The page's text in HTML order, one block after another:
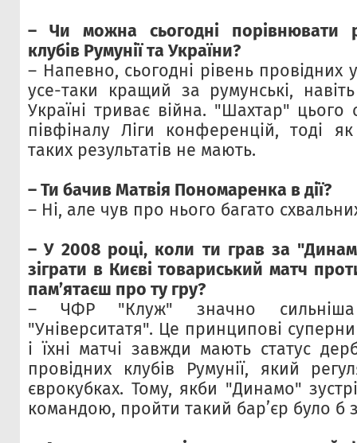
– Чи можна сьогодні порівнювати
клубів Румунії та України?
– Напевно, сьогодні рівень провідних
усе-таки кращий за румунські,
Україні триває війна. "Шахтар" цього
півфіналу Ліги конференцій, тоді
таких результатів не мають.
– Ти бачив Матвія Пономаренка в дії?
– Ні, але чув про нього багато
– У 2008 році, коли ти грав за
зіграти в Києві товариський матч
пам’ятаєш про ту гру?
– ЧФР "Клуж" значно
"Університатя". Це принципові
і їхні матчі завжди мають статус
провідних клубів Румунії, який
єврокубках. Тому, якби "Динамо"
командою, пройти такий бар’єр було б